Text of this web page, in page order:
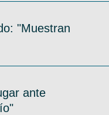
"Muestran
ante